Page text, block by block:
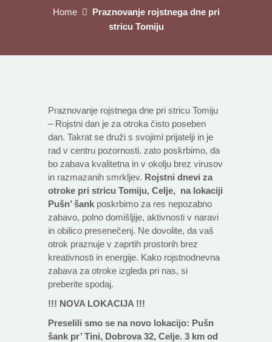
Home
Praznovanje rojstnega dne pri
stricu Tomiju
Praznovanje rojstnega dne pri stricu Tomiju
– Rojstni dan je za otroka čisto poseben
dan. Takrat se druži s svojimi prijatelji in je
rad v centru pozornosti. zato poskrbimo, da
bo zabava kvalitetna in v okolju brez virusov
in razmazanih smrkljev. Rojstni dnevi za
otroke pri stricu Tomiju, Celje, na lokaciji
Pušn’ šank poskrbimo za res nepozabno
zabavo, polno domišljije, aktivnosti v naravi
in obilico presenečenj. Ne dovolite, da vaš
otrok praznuje v zaprtih prostorih brez
kreativnosti in energije. Kako rojstnodnevna
zabava za otroke izgleda pri nas, si
preberite spodaj.
!!! NOVA LOKACIJA !!!
Preselili smo se na novo lokacijo: Pušn
šank pr’ Tini, Dobrova 32, Celje. 3 km od